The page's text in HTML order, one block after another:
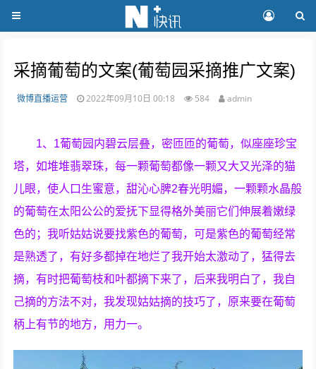
采摘葡萄的文案(葡萄园采摘推广文案)
微博直播运营 2022年09月10日 00:18 584 admin
1、1葡萄园内碧云层叠，密匝匝的葡萄，似座座珍宝
塔，如堆堆翡翠珠，每一颗葡萄都像一颗又大又光泽的猫
儿眼，使人口生蜜意，甜沁心脾2春光明媚，一颗颗水晶般
的葡萄在太阳公公的爱抚下显得格外美丽它们伸展着嫩绿
色的；我听姑姑说要找紫色的葡萄，可是紫色的葡萄经常
是熟透了，有好多都掉在地烂了我开始太激动了，猛得去
摘，有时把葡萄枝和叶都摘下来了，后来我明白了，我自
己摘的方法不对，我发现姑姑摘的技巧了，原来要在葡萄
柄上有节的地方，用力一。